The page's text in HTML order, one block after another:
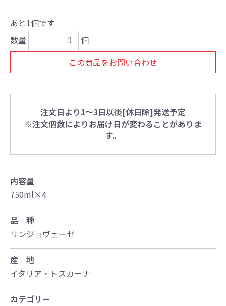
あと1個です
数量
個
この商品をお問い合わせ
注文日より1～3日以後[休日除]発送予定
※注文個数によりお届け日が変わることがありま
す。
内容量
750ml×4
品 種
サンジョヴェーゼ
産 地
イタリア・トスカーナ
カテゴリー